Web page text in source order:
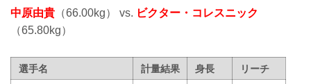
中原由貴 （66.00kg） vs. ビクター・コレスニック
（65.80kg）
選手名 計量結果 身長
リーチ